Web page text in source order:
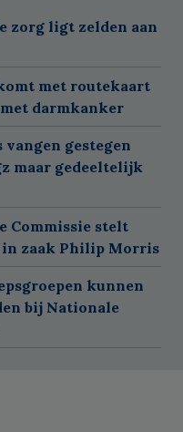
zorg ligt zelden aan
met routekaart
darmkanker
vangen gestegen
maar gedeeltelijk
Commissie stelt
zaak Philip Morris
kunnen
bij Nationale